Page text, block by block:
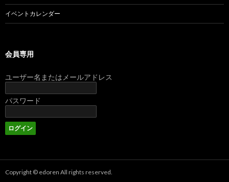
イベントカレンダー
会員専用
ユーザー名またはメールアドレス
パスワード
Copyright © edoren All rights reserved.